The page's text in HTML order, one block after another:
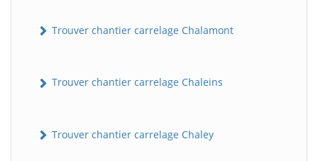
Trouver chantier carrelage Chalamont
Trouver chantier carrelage Chaleins
Trouver chantier carrelage Chaley